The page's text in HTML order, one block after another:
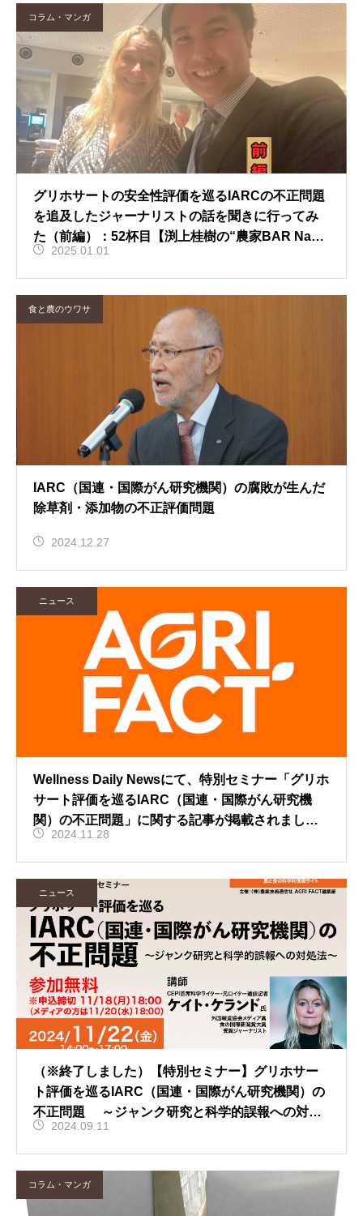
コラム・マンガ
グリホサートの安全性評価を巡るIARCの不正問題
を追及したジャーナリストの話を聞きに行ってみ
た（前編）：52杯目【渕上桂樹の“農家BAR Nay
a”カウンタートーク】
2025.01.01
食と農のウワサ
IARC（国連・国際がん研究機関）の腐敗が生んだ
除草剤・添加物の不正評価問題
2024.12.27
ニュース
Wellness Daily Newsにて、特別セミナー「グリホ
サート評価を巡るIARC（国連・国際がん研究機
関）の不正問題」に関する記事が掲載されまし
た。【ニュース】
2024.11.28
ニュース
（※終了しました）【特別セミナー】グリホサー
ト評価を巡るIARC（国連・国際がん研究機関）の
不正問題 ～ジャンク研究と科学的誤報への対処
法～2024.09.11
コラム・マンガ